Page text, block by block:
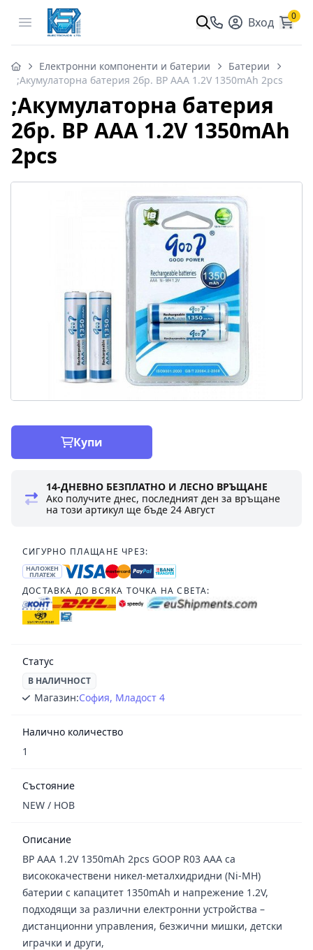
Open menu Вход 0
Електронни компоненти и батерии
Батерии
;Акумулаторна батерия 2бр. BP AAA 1.2V 1350mAh 2pcs
;Акумулаторна батерия
2бр. BP AAA 1.2V 1350mAh
2pcs
Купи
14-ДНЕВНО БЕЗПЛАТНО И ЛЕСНО ВРЪЩАНЕ
Ако получите днес, последният ден за връщане
на този артикул ще бъде24 Август
СИГУРНО ПЛАЩАНЕ ЧРЕЗ:
НАЛОЖЕН
ПЛАТЕЖ
ДОСТАВКА ДО ВСЯКА ТОЧКА НА СВЕТА:
Статус
В НАЛИЧНОСТ
Магазин:София, Младост 4
Налично количество
1
Състояние
NEW / НОВ
Описание
BP AAA 1.2V 1350mAh 2pcs GOOP R03 AAA са
висококачествени никел-металхидридни (Ni-MH)
батерии с капацитет 1350mAh и напрежение 1.2V,
подходящи за различни електронни устройства –
дистанционни управления, безжични мишки, детски
играчки и други,